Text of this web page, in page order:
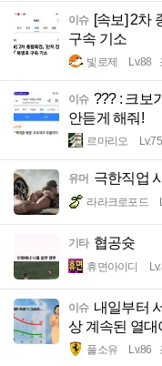
이슈 [속보] 2차
구속 기소
빛로제 Lv.88
이슈 ??? : 크보
안듣게 해줘!
르마리오 Lv.75
유머 극한직업
라라크로포드
기타 협공슛
휴면아이디
이슈 내일부터
상 계속된 열대
풀소유 Lv.86